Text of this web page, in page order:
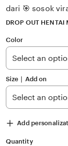
dari 🎯 sosok
DROP OUT HENTAI
Color
Size ∣ Add on
Add
Quantity